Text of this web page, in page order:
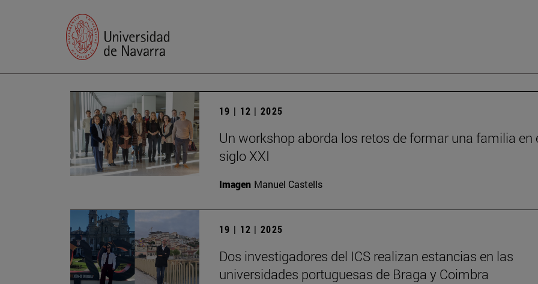
19 | 12 | 2025
Un workshop aborda los retos de formar una familia en
siglo XXI
Imagen Manuel Castells
19 | 12 | 2025
Dos investigadores del ICS realizan estancias en las
universidades portuguesas de Braga y Coimbra